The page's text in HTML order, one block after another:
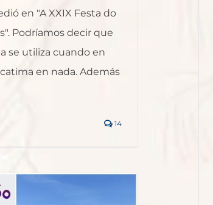
en "A XXIX Festa do
Podríamos decir que
se utiliza cuando en
en nada. Además
14